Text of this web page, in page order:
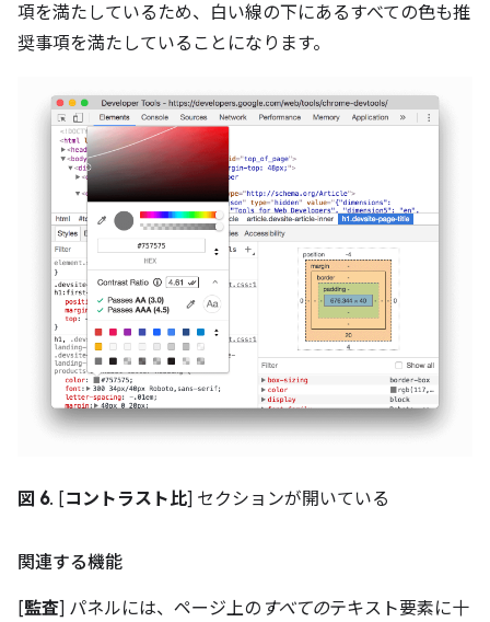
項を満たしているため、白い線の下にあるすべての色も推
奨事項を満たしていることになります。
図 6. [コントラスト比] セクションが開いている
関連する機能
[監査] パネルには、ページ上の すべてのテキスト要素に十